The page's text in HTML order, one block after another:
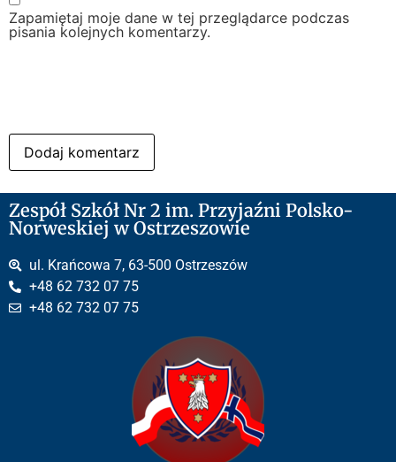
Zapamiętaj moje dane w tej przeglądarce podczas
pisania kolejnych komentarzy.
Zespół Szkół Nr 2 im. Przyjaźni Polsko-
Norweskiej w Ostrzeszowie
ul. Krańcowa 7, 63-500 Ostrzeszów
+48 62 732 07 75
+48 62 732 07 75